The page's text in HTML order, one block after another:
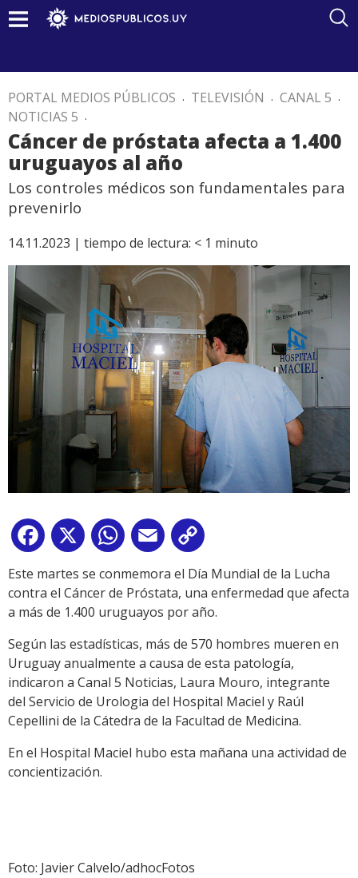
PORTAL MEDIOS PÚBLICOS . TELEVISIÓN . CANAL 5 .
NOTICIAS 5 .
Cáncer de próstata afecta a 1.400
uruguayos al año
Los controles médicos son fundamentales para
prevenirlo
14.11.2023 | tiempo de lectura: < 1 minuto
Facebook
X WhatsApp
Email
Link
Este martes se conmemora el Día Mundial de la Lucha
contra el Cáncer de Próstata, una enfermedad que afecta
a más de 1.400 uruguayos por año.
Según las estadísticas, más de 570 hombres mueren en
Uruguay anualmente a causa de esta patología,
indicaron a Canal 5 Noticias, Laura Mouro, integrante
del Servicio de Urologia del Hospital Maciel y Raúl
Cepellini de la Cátedra de la Facultad de Medicina.
En el Hospital Maciel hubo esta mañana una actividad de
concientización.
Foto: Javier Calvelo/adhocFotos